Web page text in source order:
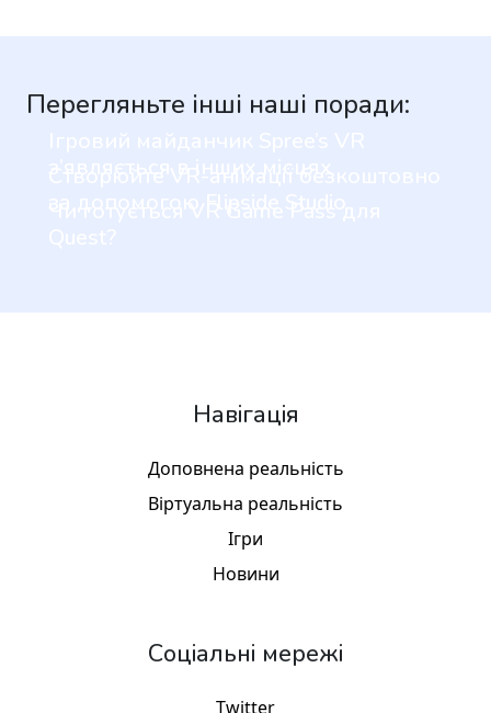
Перегляньте інші наші поради:
Навігація
Доповнена реальність
Віртуальна реальність
Ігри
Новини
Соціальні мережі
Twitter